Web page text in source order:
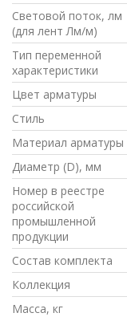
Световой поток, лм
(для лент Лм/м)
Тип переменной
характеристики
Цвет арматуры
Стиль
Материал арматуры
Диаметр (D), мм
Номер в реестре
российской
промышленной
продукции
Состав комплекта
Коллекция
Масса, кг